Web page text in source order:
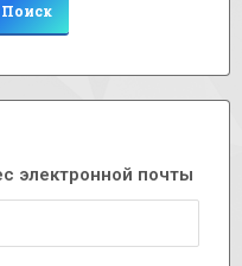
Поиск
электронной почты